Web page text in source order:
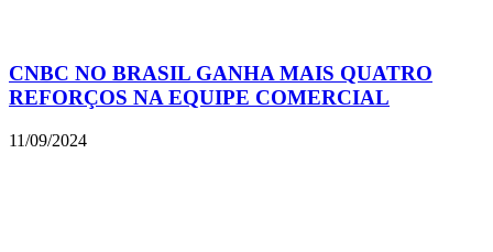
CNBC NO BRASIL GANHA MAIS QUATRO
REFORÇOS NA EQUIPE COMERCIAL
11/09/2024